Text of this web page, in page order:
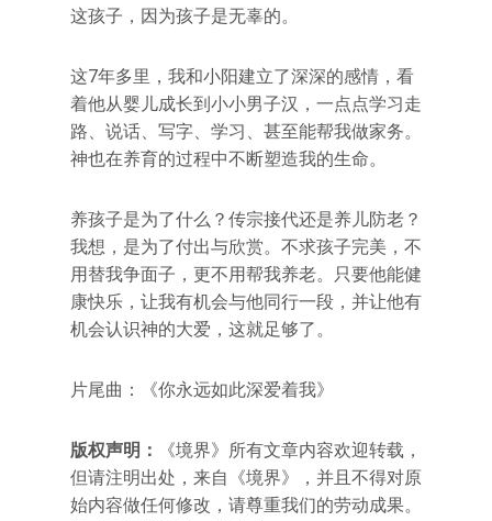
这孩子，因为孩子是无辜的。
这7年多里，我和小阳建立了深深的感情，看
着他从婴儿成长到小小男子汉，一点点学习走
路、说话、写字、学习、甚至能帮我做家务。
神也在养育的过程中不断塑造我的生命。
养孩子是为了什么？传宗接代还是养儿防老？
我想，是为了付出与欣赏。不求孩子完美，不
用替我争面子，更不用帮我养老。只要他能健
康快乐，让我有机会与他同行一段，并让他有
机会认识神的大爱，这就足够了。
片尾曲：《你永远如此深爱着我》
版权声明：
《境界》所有文章内容欢迎转载，
但请注明出处，来自《境界》，并且不得对原
始内容做任何修改，请尊重我们的劳动成果。